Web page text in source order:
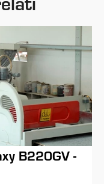
B220GV -